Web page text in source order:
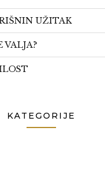
UŽITAK
VALJA?
KATEGORIJE